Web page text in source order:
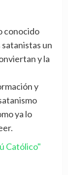
conocido
un
y la
y
ya lo
Católico"